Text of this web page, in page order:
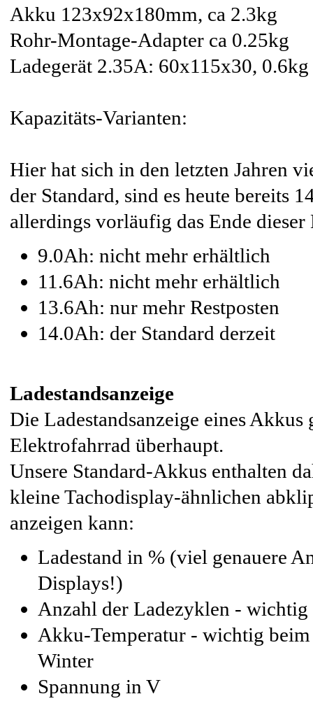
Akku 123x92x180mm, ca 2.3kg
Rohr-Montage-Adapter ca 0.25kg
Ladegerät 2.35A: 60x115x30, 0.6kg
Kapazitäts-Varianten:
Hier hat sich in den letzten Jahren
der Standard, sind es heute bereits
allerdings vorläufig das Ende
9.0Ah: nicht mehr erhältlich
11.6Ah: nicht mehr erhältlich
13.6Ah: nur mehr Restposten
14.0Ah: der Standard derzeit
Ladestandsanzeige
Die Ladestandsanzeige eines
Elektrofahrrad überhaupt.
Unsere Standard-Akkus enthalten
kleine Tachodisplay-ähnlichen
anzeigen kann:
Ladestand in % (viel genauere
Displays!)
Anzahl der Ladezyklen -
Akku-Temperatur - wichtig
Winter
Spannung in V